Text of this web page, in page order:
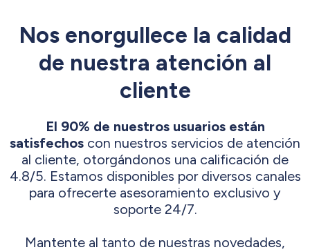
Nos enorgullece la calidad
de nuestra atención al
cliente
El 90% de nuestros usuarios están
satisfechos con nuestros servicios de atención
al cliente, otorgándonos una calificación de
4.8/5. Estamos disponibles por diversos canales
para ofrecerte asesoramiento exclusivo y
soporte 24/7.
Mantente al tanto de nuestras novedades,